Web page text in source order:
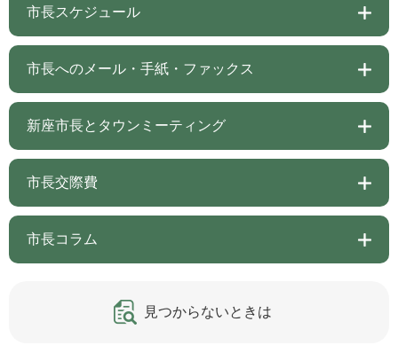
市長スケジュール
市長へのメール・手紙・ファックス
新座市長とタウンミーティング
市長交際費
市長コラム
見つからないときは